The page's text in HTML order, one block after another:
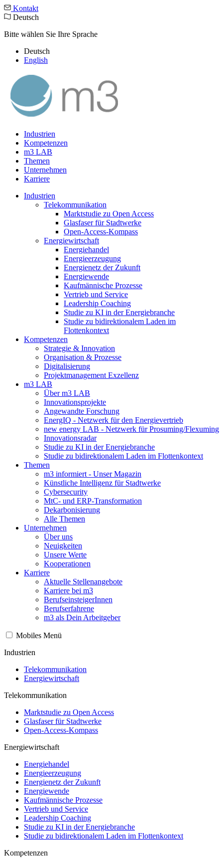
Kontakt
Deutsch
Bitte wählen Sie Ihre Sprache
Deutsch
English
Industrien
Kompetenzen
m3 LAB
Themen
Unternehmen
Karriere
Industrien
Telekommunikation
Marktstudie zu Open Access
Glasfaser für Stadtwerke
Open-Access-Kompass
Energiewirtschaft
Energiehandel
Energieerzeugung
Energienetz der Zukunft
Energiewende
Kaufmännische Prozesse
Vertrieb und Service
Leadership Coaching
Studie zu KI in der Energiebranche
Studie zu bidirektionalem Laden im
Flottenkontext
Kompetenzen
Strategie & Innovation
Organisation & Prozesse
Digitalisierung
Projektmanagement Exzellenz
m3 LAB
Über m3 LAB
Innovationsprojekte
Angewandte Forschung
EnergIQ - Netzwerk für den Energievertrieb
new energy LAB - Netzwerk für Prosuming/Flexuming
Innovationsradar
Studie zu KI in der Energiebranche
Studie zu bidirektionalem Laden im Flottenkontext
Themen
m3 informiert - Unser Magazin
Künstliche Intelligenz für Stadtwerke
Cybersecurity
MtC- und ERP-Transformation
Dekarbonisierung
Alle Themen
Unternehmen
Über uns
Neuigkeiten
Unsere Werte
Kooperationen
Karriere
Aktuelle Stellenangebote
Karriere bei m3
BerufseinsteigerInnen
Berufserfahrene
m3 als Dein Arbeitgeber
Mobiles Menü
Industrien
Telekommunikation
Energiewirtschaft
Telekommunikation
Marktstudie zu Open Access
Glasfaser für Stadtwerke
Open-Access-Kompass
Energiewirtschaft
Energiehandel
Energieerzeugung
Energienetz der Zukunft
Energiewende
Kaufmännische Prozesse
Vertrieb und Service
Leadership Coaching
Studie zu KI in der Energiebranche
Studie zu bidirektionalem Laden im Flottenkontext
Kompetenzen